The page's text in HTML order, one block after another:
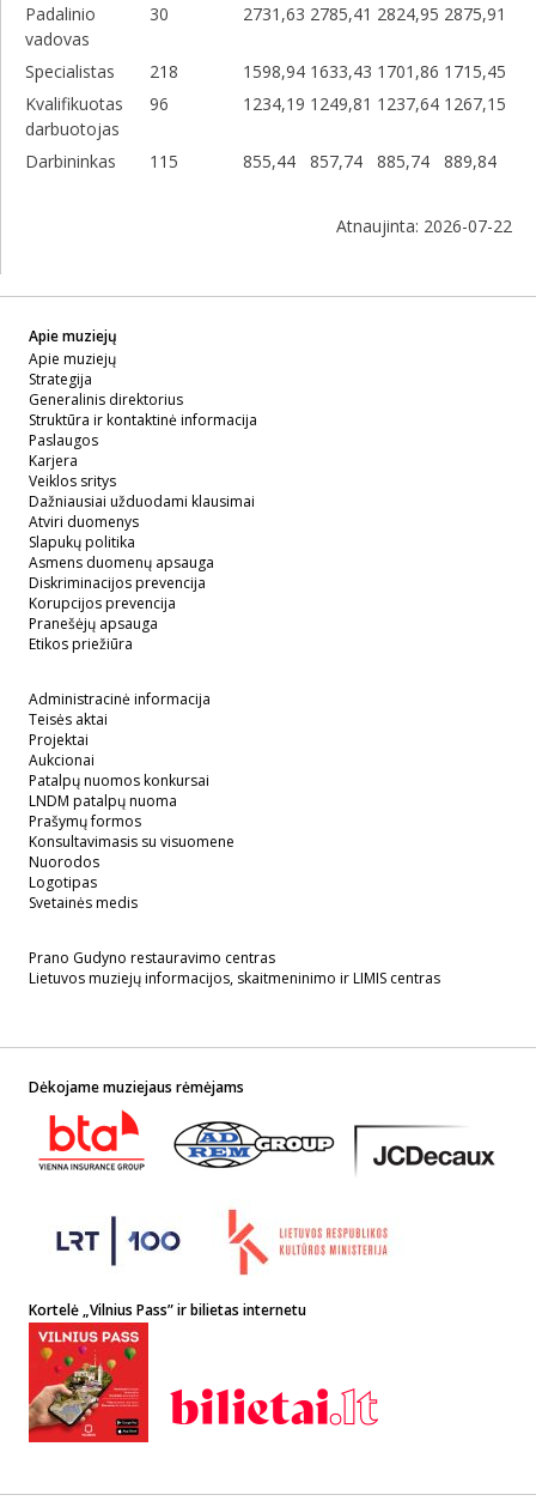
Padalinio
vadovas
30 2731,63 2785,41 2824,95 2875,91
Specialistas 218 1598,94 1633,43 1701,86 1715,45
Kvalifikuotas
darbuotojas
96 1234,19 1249,81 1237,64 1267,15
Darbininkas 115 855,44 857,74 885,74 889,84
Atnaujinta: 2026-07-22
Apie muziejų
Apie muziejų
Strategija
Generalinis direktorius
Struktūra ir kontaktinė informacija
Paslaugos
Karjera
Veiklos sritys
Dažniausiai užduodami klausimai
Atviri duomenys
Slapukų politika
Asmens duomenų apsauga
Diskriminacijos prevencija
Korupcijos prevencija
Pranešėjų apsauga
Etikos priežiūra
Administracinė informacija
Teisės aktai
Projektai
Aukcionai
Patalpų nuomos konkursai
LNDM patalpų nuoma
Prašymų formos
Konsultavimasis su visuomene
Nuorodos
Logotipas
Svetainės medis
Prano Gudyno restauravimo centras
Lietuvos muziejų informacijos, skaitmeninimo ir LIMIS centras
Dėkojame muziejaus rėmėjams
Kortelė „Vilnius Pass” ir bilietas internetu